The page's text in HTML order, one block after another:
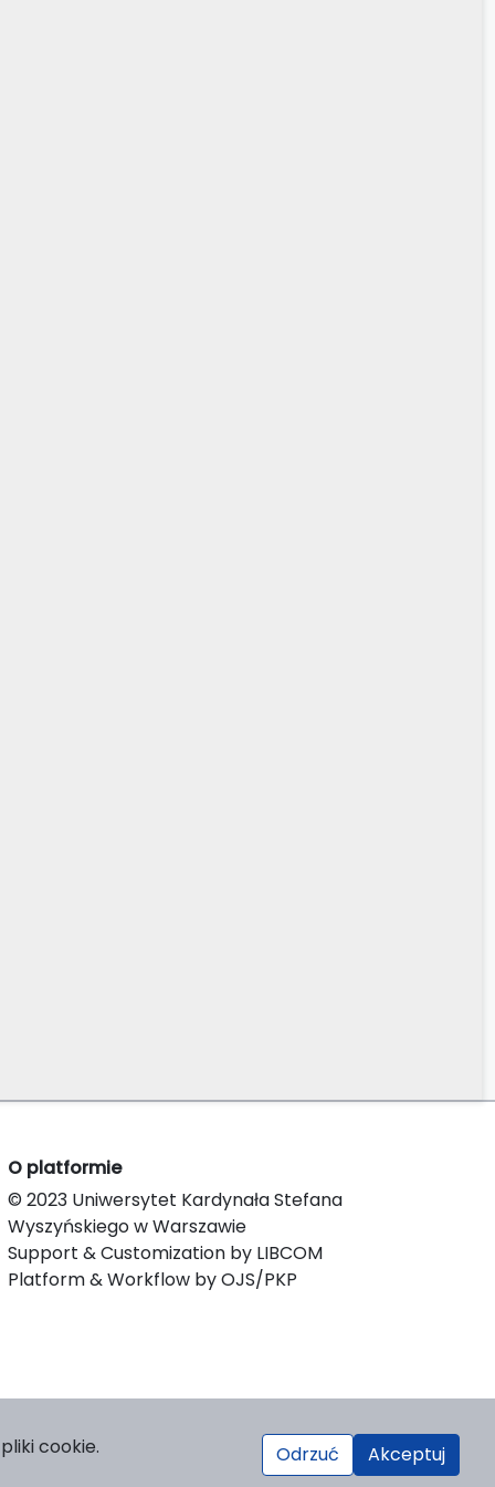
O platformie
© 2023 Uniwersytet Kardynała Stefana
Wyszyńskiego w Warszawie
Support & Customization by LIBCOM
Platform & Workflow by OJS/PKP
cookie. Odrzuć Akceptuj